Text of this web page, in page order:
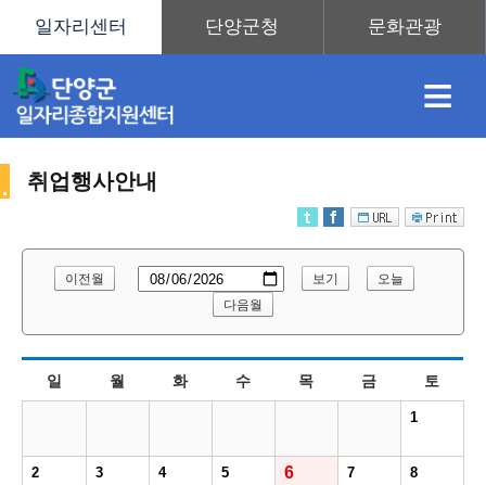
≡
정
정
훈
도
안
취업행사안내
이전월 보기
오늘
다음월
일 월 화 수 목 금 토
1
2 3 4 5 6 7 8
취
업